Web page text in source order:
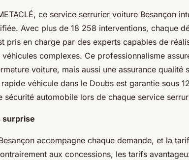
ce service serrurier voiture Besançon
Avec plus de 18 258 interventions, chaque
pris en charge par des experts capables de
complexes. Ce professionnalisme
voiture, mais aussi une assurance qualité
véhicule dans le Doubs est garantie sous
sécurité automobile lors de chaque service
surprise
accompagne chaque demande, et la
aux concessions, les tarifs